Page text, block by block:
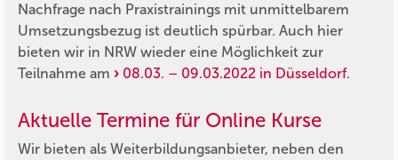
Nachfrage nach Praxistrainings mit unmittelbarem
Umsetzungsbezug ist deutlich spürbar. Auch hier
bieten wir in NRW wieder eine Möglichkeit zur
Teilnahme am
08.03. – 09.03.2022 in Düsseldorf.
Aktuelle Termine für Online Kurse
Wir bieten als Weiterbildungsanbieter, neben den